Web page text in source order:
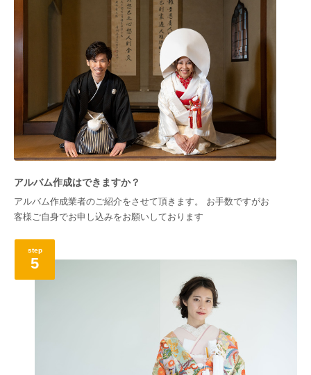
アルバム作成はできますか？
アルバム作成業者のご紹介をさせて頂きます。 お手数ですがお
客様ご自身でお申し込みをお願いしております
step
5